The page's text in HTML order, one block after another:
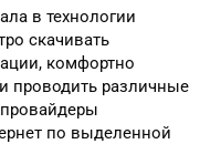
в технологии
скачивать
комфортно
проводить различные
по выделенной